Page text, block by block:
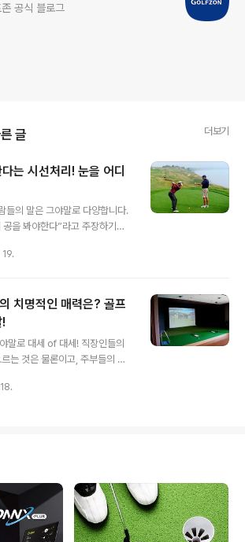
공식 블로그
글 더보기
는 시선처리! 눈을 어디
들의 말은 그야말로 다양합니다.
을 봐야한다”라고 주장하기도
에 고정”하라는 의견도 있답니
선처리에 대해 이야기해 볼까 합
어디? 바로 볼 위! 어떤 골프채
리에 조금씩 변화가 생기긴 하지
마다 다른 시선처리 방식을 적용
게는 쉽지 않은 일일 거에요. 오
법조차 잊게 될 수 있지요. 그러
치명적인 매력은? 골프
말로 대세 of 대세! 직장인들의
는 것은 물론이고, 주부들의 오
의 발길에 쉴 틈이 없을 지경! ^^
시는 분들께 직접! 스크린골프의
감 100%의 골프존 스크린골프의
어떤 매력에 푹 빠져있는지 지금
없이도 즐거운 회식 자리! 성격
때문에 스크린골프를 월 1회 이